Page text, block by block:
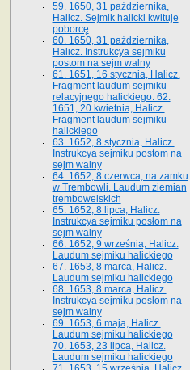
59. 1650, 31 października,
Halicz. Sejmik halicki kwituje
poborcę
60. 1650, 31 października,
Halicz. Instrukcya sejmiku
postom na sejm walny
61. 1651, 16 stycznia, Halicz.
Fragment laudum sejmiku
relacyjnego halickiego. 62.
1651, 20 kwietnia, Halicz.
Fragment laudum sejmiku
halickiego
63. 1652, 8 stycznia, Halicz.
Instrukcya sejmiku postom na
sejm walny
64. 1652, 8 czerwca, na zamku
w Trembowli. Laudum ziemian
trembowelskich
65. 1652, 8 lipca, Halicz.
Instrukcya sejmiku posłom na
sejm walny
66. 1652, 9 września, Halicz.
Laudum sejmiku halickiego
67. 1653, 8 marca, Halicz.
Laudum sejmiku halickiego
68. 1653, 8 marca, Halicz.
Instrukcya sejmiku posłom na
sejm walny
69. 1653, 6 maja, Halicz.
Laudum sejmiku halickiego
70. 1653, 23 lipca, Halicz.
Laudum sejmiku halickiego